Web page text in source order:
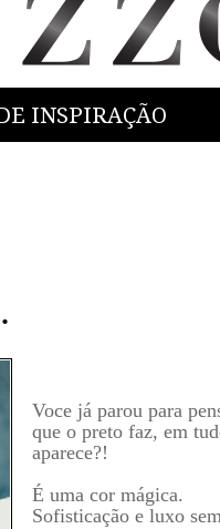
INSPIRAÇÃO
Voce já parou para
que o preto faz, em
aparece?!
É uma cor mágica.
Sofisticaçãoe luxo